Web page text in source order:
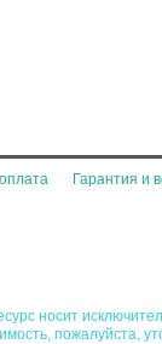
Гарантия и
носит
пожалуйста,